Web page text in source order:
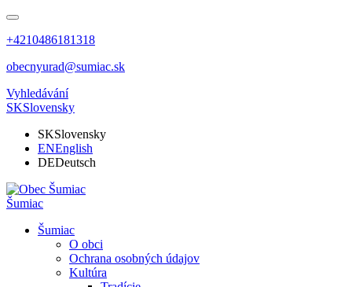
+4210486181318
obecnyurad@sumiac.sk
Vyhledávání
SKSlovensky
SKSlovensky
ENEnglish
DEDeutsch
Šumiac
Šumiac
O obci
Ochrana osobných údajov
Kultúra